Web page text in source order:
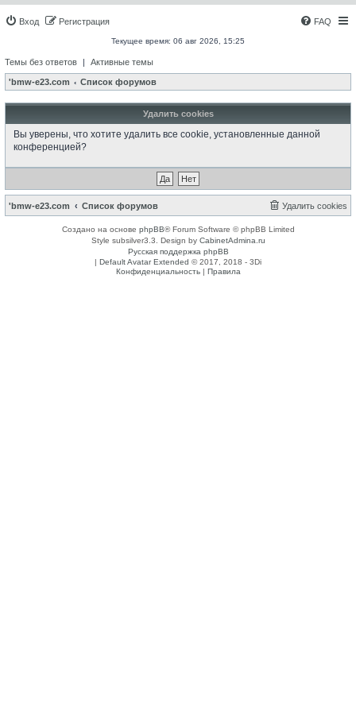
Вход Регистрация FAQ
Текущее время: 06 авг 2026, 15:25
Темы без ответов | Активные темы
'bmw-e23.com Список форумов
Удалить cookies
Вы уверены, что хотите удалить все cookie, установленные данной
конференцией?
'bmw-e23.com Список форумов Удалить cookies
Создано на основе phpBB® Forum Software © phpBB Limited
Style subsilver3.3. Design by CabinetAdmina.ru
Русская поддержка phpBB
| Default Avatar Extended © 2017, 2018 - 3Di
Конфиденциальность| Правила